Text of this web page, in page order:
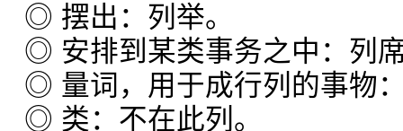
◎ 摆出：列举。
◎ 安排到某类事务之中：列
◎ 量词，用于成行列的事物
◎ 类：不在此列。